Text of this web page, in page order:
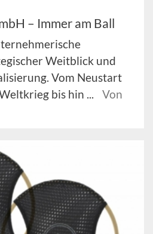
– Immer am Ball
Weitblick und
Vom Neustart
bis hin ...
Von